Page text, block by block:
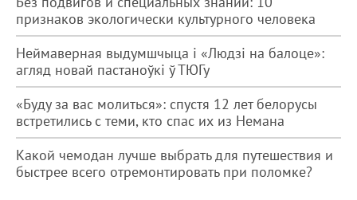
признаков экологически культурного человека
Неймаверная выдумшчыца і «Людзі на балоце»:
агляд новай пастаноўкі ў ТЮГу
«Буду за вас молиться»: спустя 12 лет белорусы
встретились с теми, кто спас их из Немана
Какой чемодан лучше выбрать для путешествия и
быстрее всего отремонтировать при поломке?